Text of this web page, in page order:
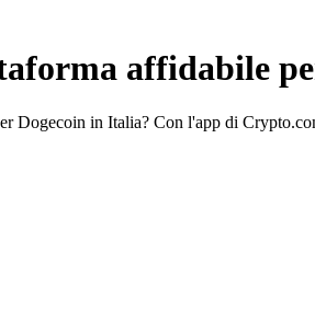
affidabile
Dogecoin in Italia? Con l'app di